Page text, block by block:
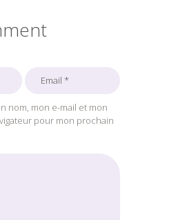
nom, mon e-mail et mon
pour mon prochain